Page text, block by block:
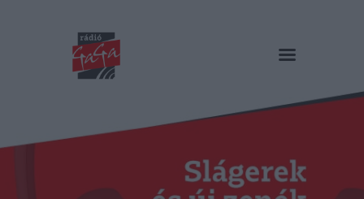
RÁDIÓ GAGA
Műsorok
Duma Duba